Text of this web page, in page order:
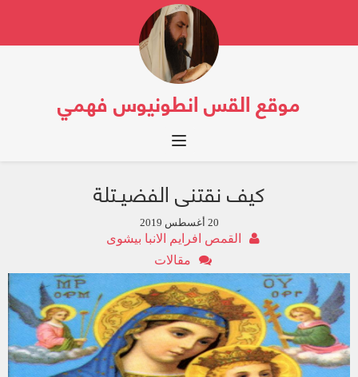
موقع القس انطونيوس فهمي
Toggle navigation
كيف نقتنى الفضيـتلة
20 أغسطس 2019
القمص افرايم الانبا بيشوى
مقالات